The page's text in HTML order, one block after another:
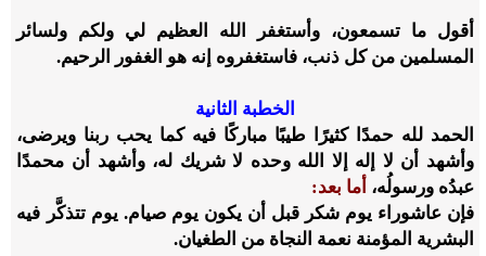
أقول ما تسمعون، وأستغفر الله العظيم لي ولكم ولسائر
المسلمين من كل ذنب، فاستغفروه إنه هو الغفور الرحيم.
الخطبة الثانية
الحمد لله حمدًا كثيرًا طيبًا مباركًا فيه كما يحب ربنا ويرضى،
وأشهد أن لا إله إلا الله وحده لا شريك له، وأشهد أن محمدًا
عبدُه ورسولُه، أما بعد:
فإن عاشوراء يوم شكر قبل أن يكون يوم صيام. يوم تتذكَّر فيه
البشرية المؤمنة نعمة النجاة من الطغيان.